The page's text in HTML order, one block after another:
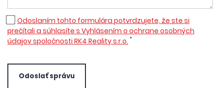
Odoslaním tohto formulára potvrdzujete, že ste si
prečítali a súhlasíte s Vyhlásením o ochrane osobných
údajov spoločnosti RK4 Reality s.r.o. *
Odoslať správu